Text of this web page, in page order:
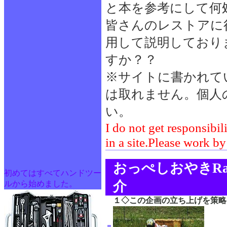
と本を参考にして
皆さんのレストア
用して説明してお
すか？？
※サイトに書かれて
は取れません。個
い。
I do not get
in a site.Please work
初めてはすべてハンドツー
ルから始めました。
おっぺしおやき
介
１◇この企画の立ち上げを